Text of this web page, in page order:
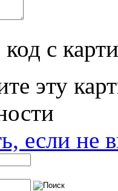
с
если не